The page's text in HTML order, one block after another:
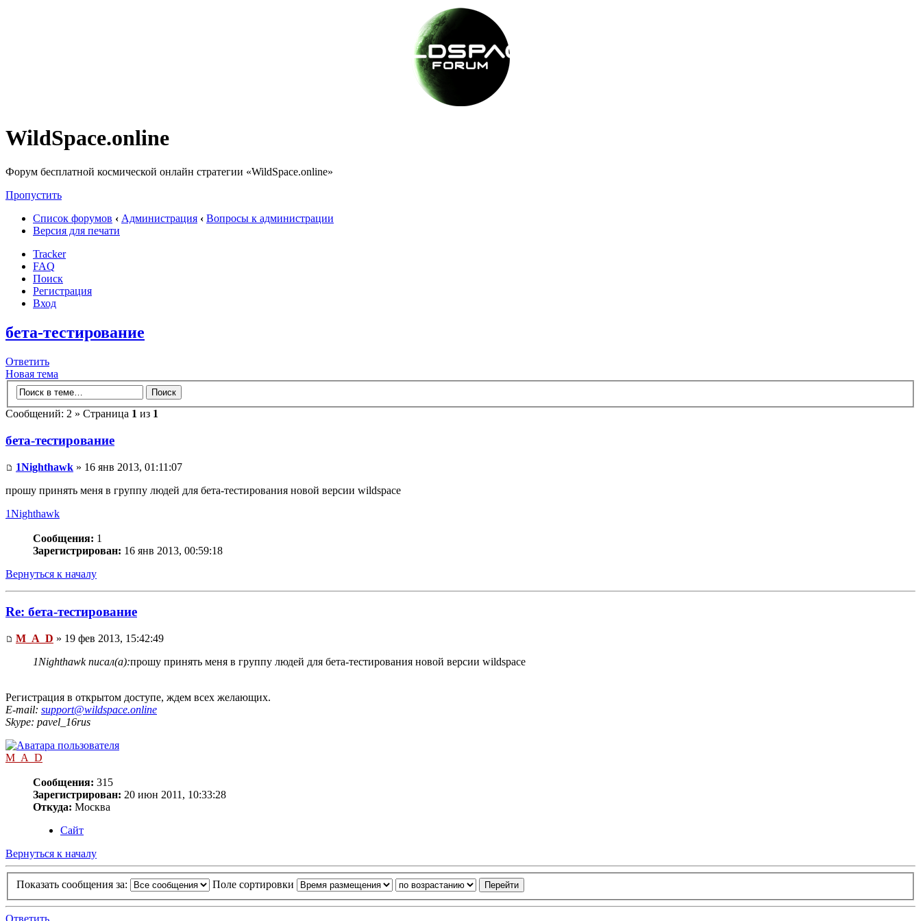
WildSpace.online
Форум бесплатной космической онлайн стратегии «WildSpace.online»
Пропустить
Список форумов ‹ Администрация ‹ Вопросы к администрации
Версия для печати
Tracker
FAQ
Поиск
Регистрация
Вход
бета-тестирование
Ответить
Новая тема
Сообщений: 2 » Страница 1 из 1
бета-тестирование
1Nighthawk » 16 янв 2013, 01:11:07
прошу принять меня в группу людей для бета-тестирования новой версии wildspace
1Nighthawk
Сообщения: 1
Зарегистрирован: 16 янв 2013, 00:59:18
Вернуться к началу
Re: бета-тестирование
M_A_D » 19 фев 2013, 15:42:49
1Nighthawk писал(а):прошу принять меня в группу людей для бета-тестирования новой версии wildspace
Регистрация в открытом доступе, ждем всех желающих.
E-mail: support@wildspace.online
Skype: pavel_16rus
M_A_D
Сообщения: 315
Зарегистрирован: 20 июн 2011, 10:33:28
Откуда: Москва
Сайт
Вернуться к началу
Показать сообщения за: Поле сортировки
Ответить